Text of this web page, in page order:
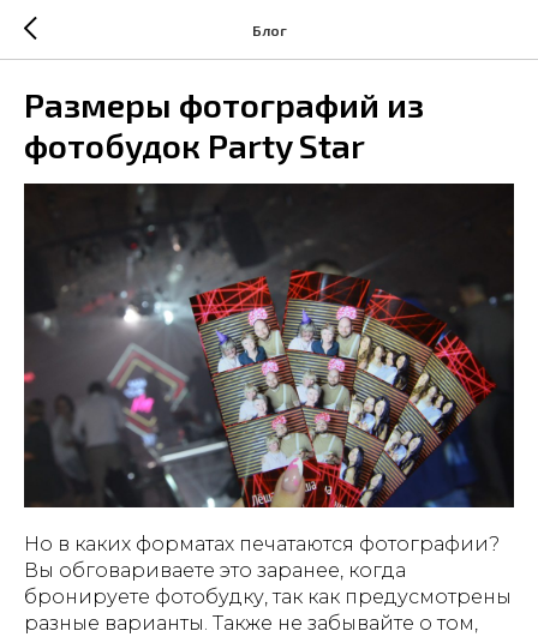
Блог
Размеры фотографий из
фотобудок Party Star
Но в каких форматах печатаются фотографии?
Вы обговариваете это заранее, когда
бронируете фотобудку, так как предусмотрены
разные варианты. Также не забывайте о том,